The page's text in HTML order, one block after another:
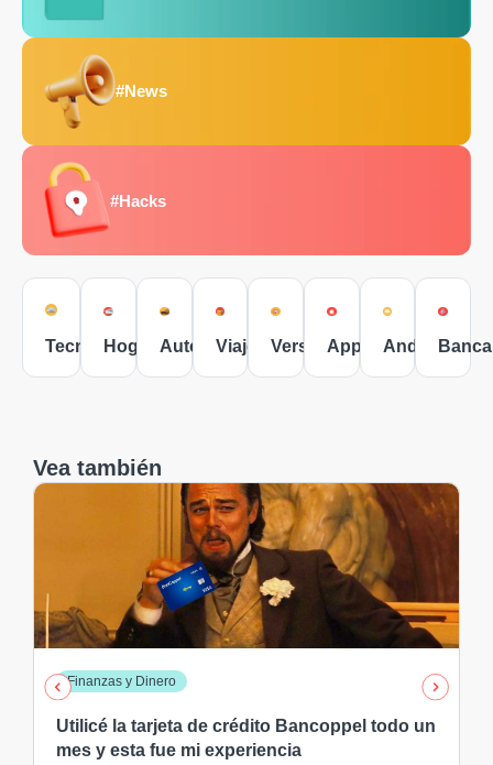
#News
#Hacks
Tecnología
Hogar Autos Viajes VersusApple AndroidBanca
Vea también
Finanzas y Dinero
Utilicé la tarjeta de crédito Bancoppel todo un
mes y esta fue mi experiencia